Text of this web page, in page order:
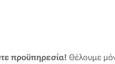
προϋπηρεσία! Θέλουμε